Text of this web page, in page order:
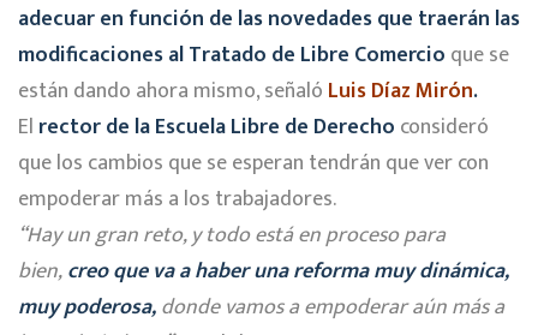
adecuar en función de las novedades que traerán las
modificaciones al Tratado de Libre Comercio que se
están dando ahora mismo, señaló Luis Díaz Mirón.
El rector de la Escuela Libre de Derecho consideró
que los cambios que se esperan tendrán que ver con
empoderar más a los trabajadores.
“Hay un gran reto, y todo está en proceso para
bien,creo que va a haber una reforma muy dinámica,
muy poderosa,donde vamos a empoderar aún más a